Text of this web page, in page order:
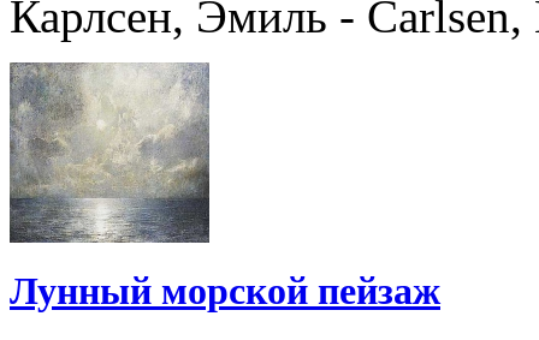
Карлсен, Эмиль -
Лунный морской пейзаж